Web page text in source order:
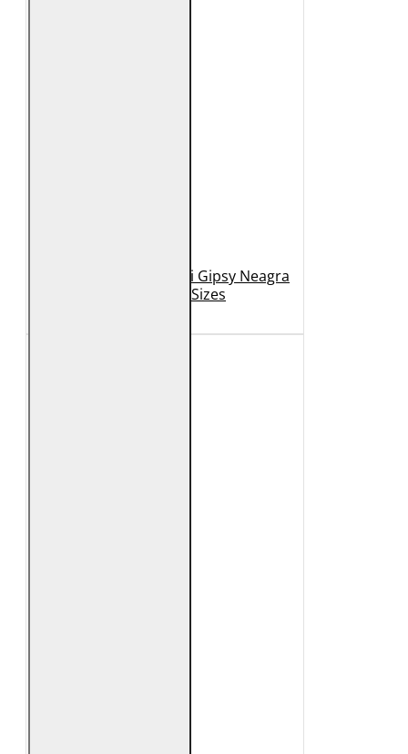
Geaca de Piele Barbati Gipsy Neagra
GBDerry Big Sizes